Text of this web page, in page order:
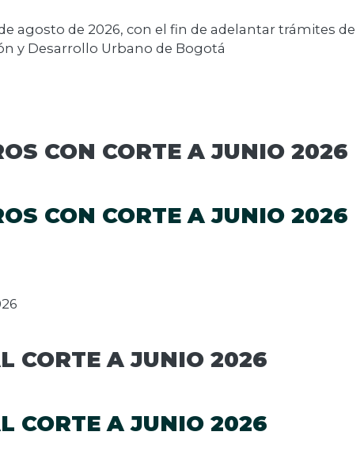
agosto de 2026, con el fin de adelantar trámites de
y Desarrollo Urbano de Bogotá
CON CORTE A JUNIO 2026
CON CORTE A JUNIO 2026
CORTE A JUNIO 2026
CORTE A JUNIO 2026